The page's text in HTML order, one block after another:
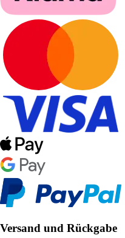
Versand und Rückgabe